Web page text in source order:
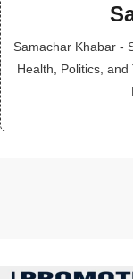
Samachar Khabar -
Health, Politics,